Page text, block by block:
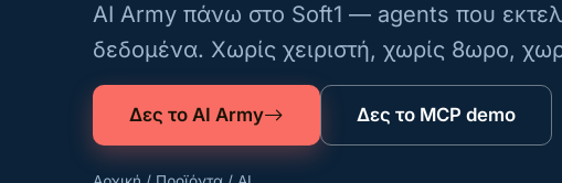
AI Army πάνω στο Soft1 — agents που
δεδομένα. Χωρίς χειριστή, χωρίς 8ωρο,
Δες το AI Army Δες το MCP demo